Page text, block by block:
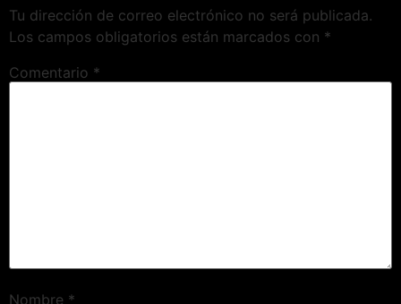
Tu dirección de correo electrónico no será publicada.
Los campos obligatorios están marcados con *
Comentario *
Nombre *